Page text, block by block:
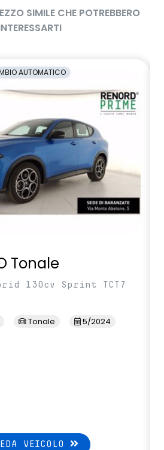
SIMILE CHE POTREBBERO
AUTOMATICO
Tonale
130cv Sprint TCT7
Tonale
5/2024
VEICOLO